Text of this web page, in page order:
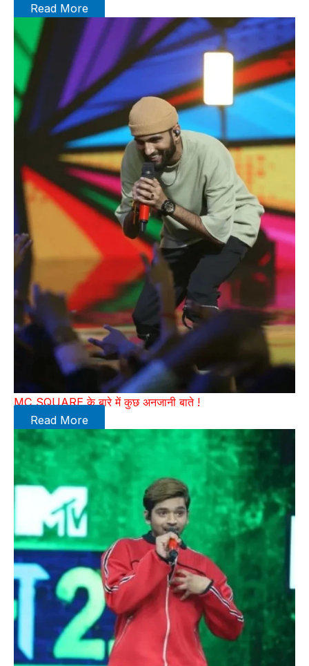
Read More
MC SQUARE के बारे में कुछ अनजानी बाते !
Read More